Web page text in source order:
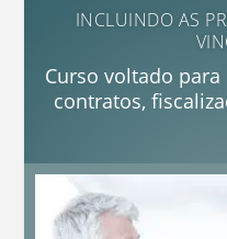
INCLUINDO AS
Curso voltado
contratos,